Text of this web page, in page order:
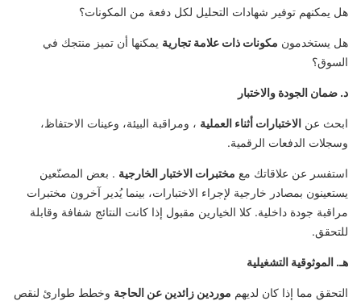
هل يمكنهم توفير شهادات التحليل لكل دفعة من المكونات؟
هل يستخدمون مكونات ذات علامة تجارية يمكنها أن تميز منتجك في
السوق؟
د. ضمان الجودة والاختبار
ابحث عن الاختبارات أثناء العملية ، ومراقبة البيئة، وعينات الاحتفاظ،
وسجلات الدفعات الرقمية.
استفسر عن علاقاتك مع مختبرات الاختبار الخارجية . بعض المصنّعين
يستعينون بمصادر خارجية لإجراء الاختبارات، بينما يُدير آخرون مختبرات
مراقبة جودة داخلية. كلا الخيارين مقبول إذا كانت النتائج شفافة وقابلة
للتحقق.
هـ. الموثوقية التشغيلية
التحقق مما إذا كان لديهم موردين زائدين عن الحاجة وخطط طوارئ لنقص